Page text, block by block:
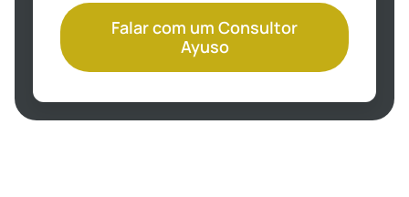
Falar com um Consultor
Ayuso